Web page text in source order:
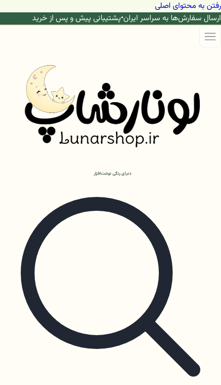
رفتن به محتوای اصلی
ارسال سفارش‌ها به سراسر ایران•پشتیبانی پیش و پس از خرید
دنیای رنگی نوشت‌افزار